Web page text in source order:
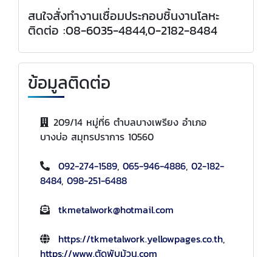
สนใจสั่งทำงานเชื่อมประกอบชิ้นงานโลหะ
ติดต่อ :08-6035-4844,0-2182-8484
ข้อมูลติดต่อ
209/14 หมู่ที่6 ตำบลบางเพรียง อำเภอ
บางบ่อ สมุทรปราการ 10560
092-274-1589, 065-946-4886, 02-182-
8484, 098-251-6488
tkmetalwork@hotmail.com
https://tkmetalwork.yellowpages.co.th,
https://www.ตัดพับม้วน.com